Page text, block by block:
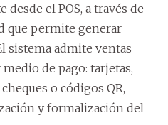
el POS, a través de
que permite generar
sistema admite ventas
de pago: tarjetas,
o códigos QR,
y formalización del